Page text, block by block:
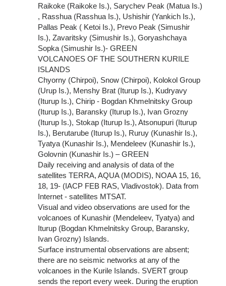
Raikoke (Raikoke Is.), Sarychev Peak (Matua Is.)
, Rasshua (Rasshua Is.), Ushishir (Yankich Is.),
Pallas Peak ( Ketoi Is.), Prevo Peak (Simushir
Is.), Zavaritsky (Simushir Is.), Goryashchaya
Sopka (Simushir Is.)- GREEN
VOLCANOES OF THE SOUTHERN KURILE
ISLANDS
Chyorny (Chirpoi), Snow (Chirpoi), Kolokol Group
(Urup Is.), Menshy Brat (Iturup Is.), Kudryavy
(Iturup Is.), Chirip - Bogdan Khmelnitsky Group
(Iturup Is.), Baransky (Iturup Is.), Ivan Grozny
(Iturup Is.), Stokap (Iturup Is.), Atsonupuri (Iturup
Is.), Berutarube (Iturup Is.), Ruruy (Kunashir Is.),
Tyatya (Kunashir Is.), Mendeleev (Kunashir Is.),
Golovnin (Kunashir Is.) – GREEN
Daily receiving and analysis of data of the
satellites TERRA, AQUA (MODIS), NOAA 15, 16,
18, 19- (IACP FEB RAS, Vladivostok). Data from
Internet - satellites MTSAT.
Visual and video observations are used for the
volcanoes of Kunashir (Mendeleev, Tyatya) and
Iturup (Bogdan Khmelnitsky Group, Baransky,
Ivan Grozny) Islands.
Surface instrumental observations are absent;
there are no seismic networks at any of the
volcanoes in the Kurile Islands. SVERT group
sends the report every week. During the eruption